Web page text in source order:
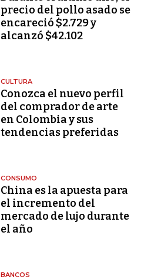
precio del pollo asado se
encareció $2.729 y
alcanzó $42.102
CULTURA
Conozca el nuevo perfil
del comprador de arte
en Colombia y sus
tendencias preferidas
CONSUMO
China es la apuesta para
el incremento del
mercado de lujo durante
el año
BANCOS